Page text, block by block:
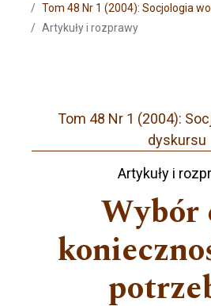
Tom 48 Nr 1 (2004): Socjologia
Artykuły i rozprawy
Tom 48 Nr 1 (2004):
dyskursu
Artykuły i
Wybór